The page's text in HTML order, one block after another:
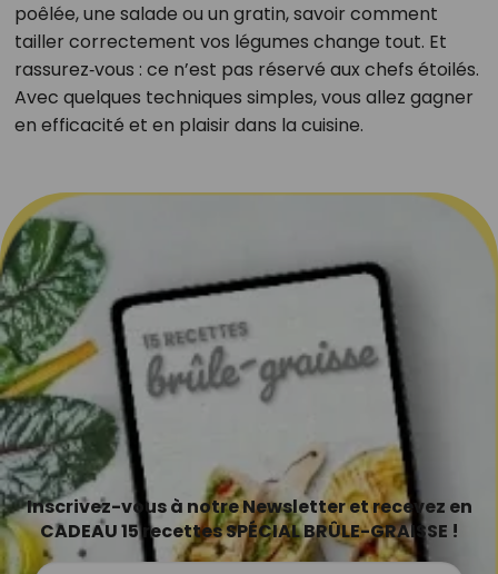
poêlée, une salade ou un gratin, savoir comment
tailler correctement vos légumes change tout. Et
rassurez‑vous : ce n’est pas réservé aux chefs étoilés.
Avec quelques techniques simples, vous allez gagner
en efficacité et en plaisir dans la cuisine.
Inscrivez-vous à notre Newsletter et recevez en
CADEAU 15 recettes SPÉCIAL BRÛLE-GRAISSE !